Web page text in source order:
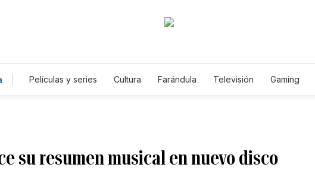
Películas y series Cultura Farándula Televisión Gaming
su resumen musical en nuevo disco